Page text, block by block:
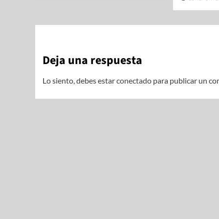
Deja una respuesta
Lo siento, debes estarconectado para publicar un